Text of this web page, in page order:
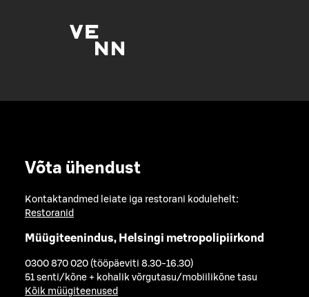
Võta ühendust
Kontaktandmed leiate iga restorani kodulehelt:
Restoranid
Müügiteenindus, Helsingi metropolipiirkond
0300 870 020 (tööpäeviti 8.30-16.30)
51 senti/kõne + kohalik võrgutasu/mobiilikõne tasu
Kõik müügiteenused